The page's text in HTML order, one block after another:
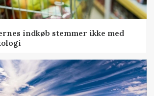
indkøb stemmer ikke med